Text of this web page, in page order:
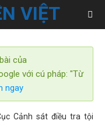
của
với cú pháp: "Từ
ngay
Cảnh sát điều tra tội